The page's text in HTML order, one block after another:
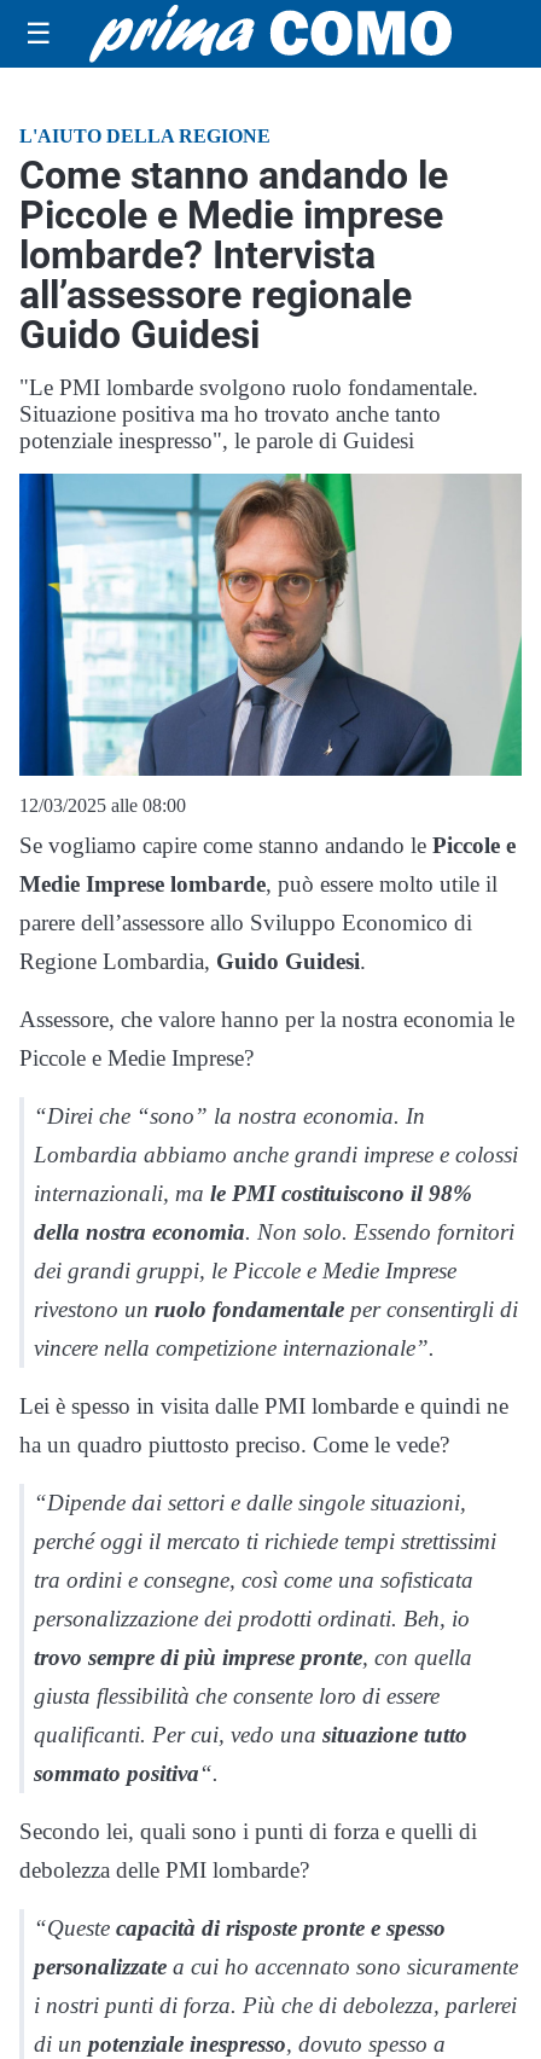
☰
L'AIUTO DELLA REGIONE
Come stanno andando le
Piccole e Medie imprese
lombarde? Intervista
all’assessore regionale
Guido Guidesi
"Le PMI lombarde svolgono ruolo fondamentale.
Situazione positiva ma ho trovato anche tanto
potenziale inespresso", le parole di Guidesi
12/03/2025 alle 08:00
Se vogliamo capire come stanno andando le Piccole e
Medie Imprese lombarde, può essere molto utile il
parere dell’assessore allo Sviluppo Economico di
Regione Lombardia, Guido Guidesi.
Assessore, che valore hanno per la nostra economia le
Piccole e Medie Imprese?
“Direi che “sono” la nostra economia. In
Lombardia abbiamo anche grandi imprese e colossi
internazionali, ma le PMI costituiscono il 98%
della nostra economia. Non solo. Essendo fornitori
dei grandi gruppi, le Piccole e Medie Imprese
rivestono un ruolo fondamentale per consentirgli di
vincere nella competizione internazionale”.
Lei è spesso in visita dalle PMI lombarde e quindi ne
ha un quadro piuttosto preciso. Come le vede?
“Dipende dai settori e dalle singole situazioni,
perché oggi il mercato ti richiede tempi strettissimi
tra ordini e consegne, così come una sofisticata
personalizzazione dei prodotti ordinati. Beh, io
trovo sempre di più imprese pronte, con quella
giusta flessibilità che consente loro di essere
qualificanti. Per cui, vedo una situazione tutto
sommato positiva“.
Secondo lei, quali sono i punti di forza e quelli di
debolezza delle PMI lombarde?
“Queste capacità di risposte pronte e spesso
personalizzate a cui ho accennato sono sicuramente
i nostri punti di forza. Più che di debolezza, parlerei
di un potenziale inespresso, dovuto spesso a